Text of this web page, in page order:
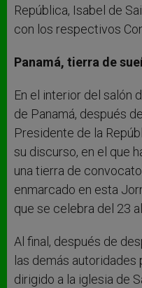
República, Isabel de
con los respectivos
Panamá, tierra de
En el interior del salón
de Panamá, después
Presidente de la
su discurso, en el que
una tierra de
enmarcado en esta
que se celebra del 23
Al final, después de
las demás autoridades
dirigido a la iglesia de